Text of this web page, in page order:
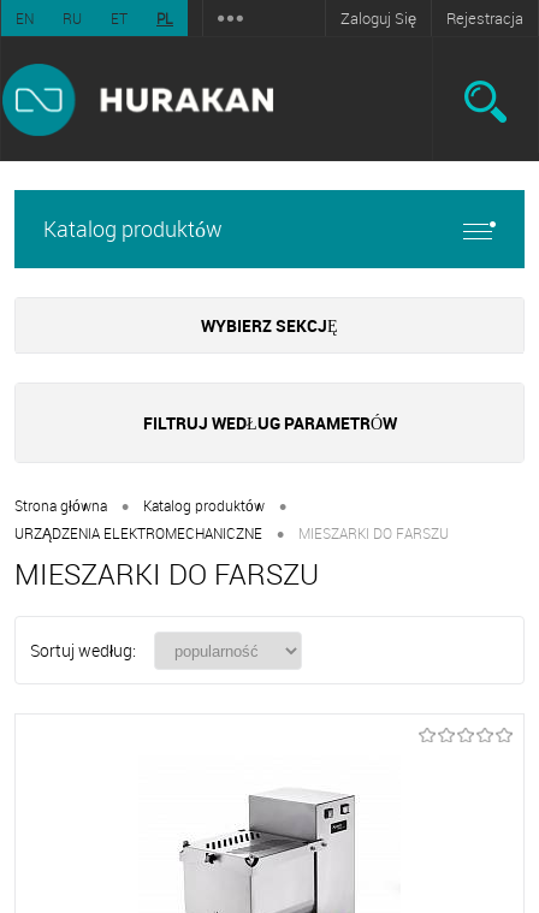
EN RU ET PL Zaloguj Się Rejestracja
Katalog produktów
WYBIERZ SEKCJĘ
FILTRUJ WEDŁUG PARAMETRÓW
Strona główna • Katalog produktów •
URZĄDZENIA ELEKTROMECHANICZNE • MIESZARKI DO FARSZU
MIESZARKI DO FARSZU
Sortuj według: